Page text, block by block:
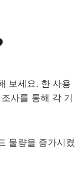
보세요. 한 사용
사를 통해 각 기
물량을 증가시켰